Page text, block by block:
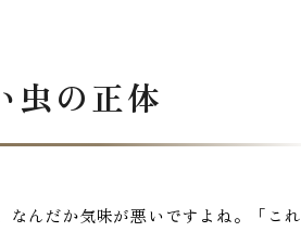
虫の正体
んだか気味が悪いですよね。「これ